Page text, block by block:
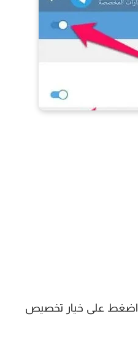
اضغط على خيار تخصيص